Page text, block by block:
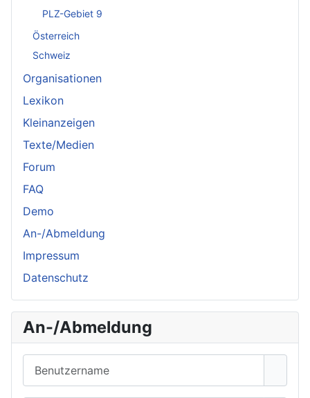
PLZ-Gebiet 9
Österreich
Schweiz
Organisationen
Lexikon
Kleinanzeigen
Texte/Medien
Forum
FAQ
Demo
An-/Abmeldung
Impressum
Datenschutz
An-/Abmeldung